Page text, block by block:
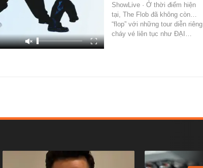
ShowLive · Ở thời điểm hiện
tại, The Flob đã không còn…
“flop” với những tour diễn riêng
cháy vé liên tục như ĐẠI…